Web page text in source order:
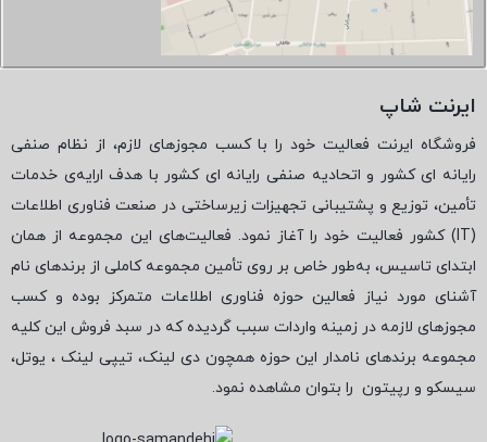
ایرنت شاپ
فروشگاه ایرنت فعالیت خود را با کسب مجوزهای لازم، از نظام صنفی
رایانه ای کشور و اتحادیه صنفی رایانه ای کشور با هدف ارایه‌ی خدمات
تأمین، توزیع و پشتیبانی تجهیزات زیرساختی در صنعت فناوری اطلاعات
(
IT) کشور فعالیت خود را آغاز نمود. فعالیت‌های این مجموعه از همان
ابتدای تاسیس، به‌طور خاص بر روی تأمین مجموعه کاملی از برندهای نام
آشنای مورد نیاز فعالین حوزه فناوری اطلاعات متمرکز بوده و کسب
مجوزهای لازمه در زمینه واردات سبب گردیده که در سبد فروش این کلیه
مجموعه برندهای نامدار این حوزه همچون دی لینک، تیپی لینک ، یوتل،
سیسکو و رپیتون را بتوان مشاهده نمود.